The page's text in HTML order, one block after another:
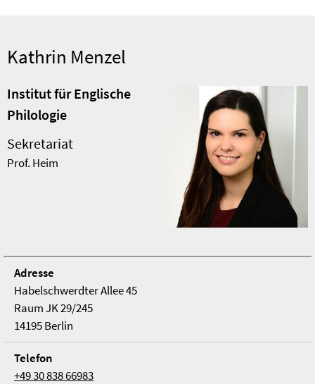
Kathrin Menzel
Institut für Englische
Philologie
Sekretariat
Prof. Heim
Adresse
Habelschwerdter Allee 45
Raum JK 29/245
14195 Berlin
Telefon
+49 30 838 66983